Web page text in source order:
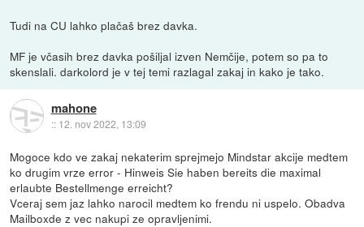
Tudi na CU lahko plačaš brez davka.
MF je včasih brez davka pošiljal izven Nemčije, potem so pa to
skenslali. darkolord je v tej temi razlagal zakaj in kako je tako.
mahone
:: 12. nov 2022, 13:09
Mogoce kdo ve zakaj nekaterim sprejmejo Mindstar akcije medtem
ko drugim vrze error - Hinweis Sie haben bereits die maximal
erlaubte Bestellmenge erreicht?
Vceraj sem jaz lahko narocil medtem ko frendu ni uspelo. Obadva
Mailboxde z vec nakupi ze opravljenimi.